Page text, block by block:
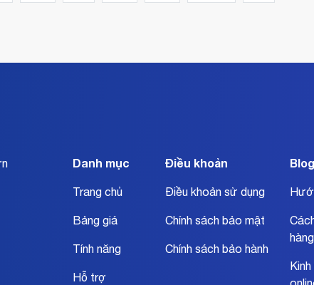
Danh mục
Trang chủ
Bảng giá
Tính năng
Hỗ trợ
Điều khoản
Điều khoản sử dụng
Chính sách bảo mật
Chính sách bảo hành
Blog
hàng